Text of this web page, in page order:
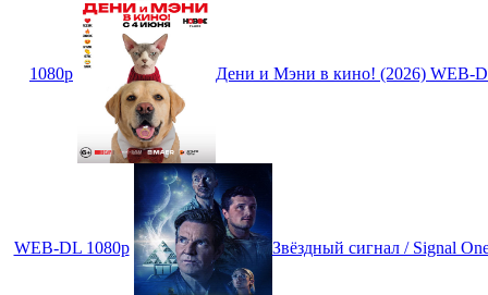
1080p Дени и Мэни в кино! (2026) WEB-
WEB-DL 1080p Звёздный сигнал / Signal